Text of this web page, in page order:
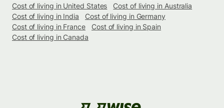
Cost of living in United States
Cost of living in Australia
Cost of living in India
Cost of living in Germany
Cost of living in France
Cost of living in Spain
Cost of living in Canada